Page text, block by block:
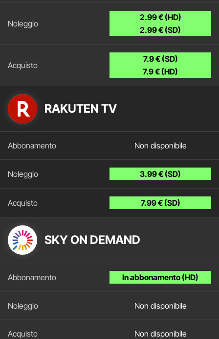
2.99 € (HD)
2.99 € (SD)
7.9 € (SD)
7.9 € (HD)
RAKUTEN TV
Non disponibile
3.99 € (SD)
7.99 € (SD)
SKY ON DEMAND
In abbonamento (HD)
Non disponibile
Non disponibile